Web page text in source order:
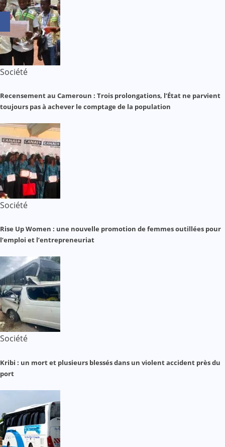
Société
Recensement au Cameroun : Trois prolongations, l’État ne parvient
toujours pas à achever le comptage de la population
Société
Rise Up Women : une nouvelle promotion de femmes outillées pour
l’emploi et l’entrepreneuriat
Société
Kribi : un mort et plusieurs blessés dans un violent accident près du
port